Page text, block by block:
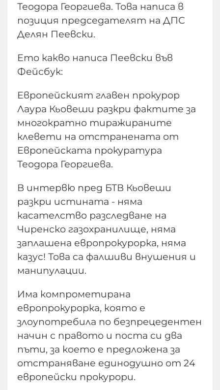
Теодора Георгиева. Това написа в
позиция председателят на ДПС
Делян Пеевски.
Ето какво написа Пеевски във
Фейсбук:
Европейският главен прокурор
Лаура Кьовеши разкри фактите за
многократно тиражираните
клевети на отстранената от
Европейската прокуратура
Теодора Георгиева.
В интервю пред БТВ Кьовеши
разкри истината - няма
касателство разследване на
Чиренско газохранилище, няма
заплашена европрокурорка, няма
казус! Това са фалшиви внушения и
манипулации.
Има компрометирана
европрокурорка, която е
злоупотребила по безпрецедентен
начин с правото и поста си два
пъти, за което е предложена за
отстраняване единодушно от 24
европейски прокурори.